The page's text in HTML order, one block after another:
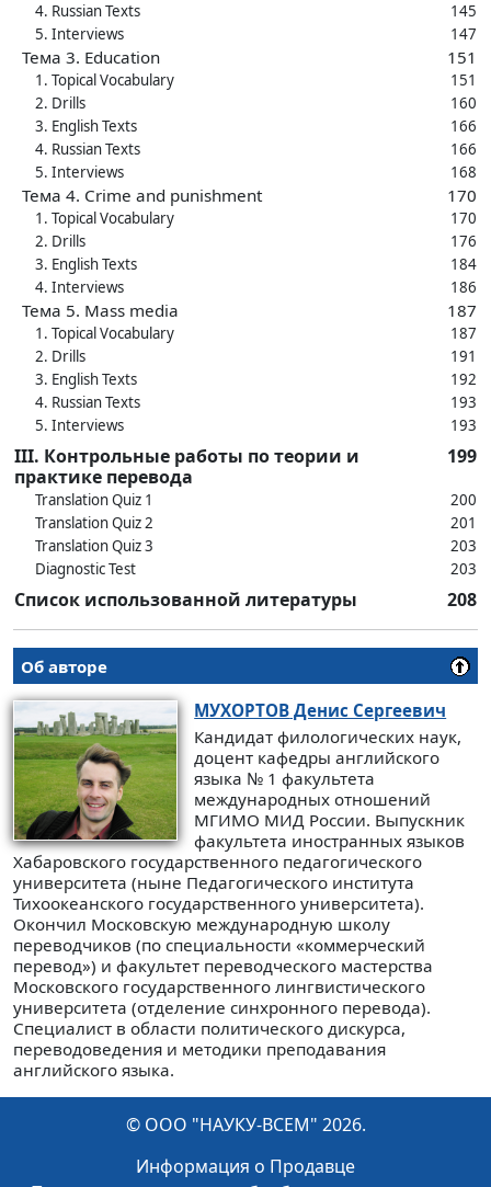
4. Russian Texts
145
5. Interviews
147
Тема 3. Education 151
1. Topical Vocabulary
151
2. Drills
160
3. English Texts
166
4. Russian Texts
166
5. Interviews
168
Тема 4. Crime and punishment 170
1. Topical Vocabulary
170
2. Drills
176
3. English Texts
184
4. Interviews
186
Тема 5. Mass media 187
1. Topical Vocabulary
187
2. Drills
191
3. English Texts
192
4. Russian Texts
193
5. Interviews
193
III. Контрольные работы по теории и
практике перевода
199
Translation Quiz 1
200
Translation Quiz 2
201
Translation Quiz 3
203
Diagnostic Test
203
Список использованной литературы 208
Об авторе
МУХОРТОВ Денис Сергеевич
Кандидат филологических наук,
доцент кафедры английского
языка № 1 факультета
международных отношений
МГИМО МИД России. Выпускник
факультета иностранных языков
Хабаровского государственного педагогического
университета (ныне Педагогического института
Тихоокеанского государственного университета).
Окончил Московскую международную школу
переводчиков (по специальности «коммерческий
перевод») и факультет переводческого мастерства
Московского государственного лингвистического
университета (отделение синхронного перевода).
Специалист в области политического дискурса,
переводоведения и методики преподавания
английского языка.
© ООО "НАУКУ-ВСЕМ" 2026.
Информация о Продавце